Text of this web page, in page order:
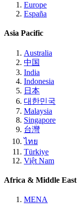
Europe
España
Asia Pacific
Australia
中国
India
Indonesia
日本
대한민국
Malaysia
Singapore
台灣
ไทย
Türkiye
Việt Nam
Africa & Middle East
MENA